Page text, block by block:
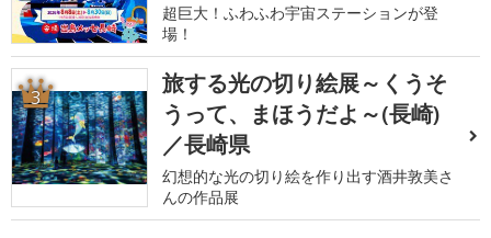
超巨大！ふわふわ宇宙ステーションが登
場！
3
旅する光の切り絵展～くうそ
うって、まほうだよ～(長崎)
／長崎県
幻想的な光の切り絵を作り出す酒井敦美さ
んの作品展